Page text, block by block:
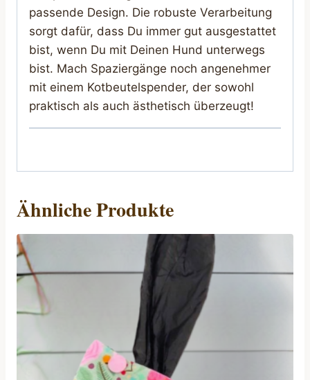
passende Design. Die robuste Verarbeitung
sorgt dafür, dass Du immer gut ausgestattet
bist, wenn Du mit Deinen Hund unterwegs
bist. Mach Spaziergänge noch angenehmer
mit einem Kotbeutelspender, der sowohl
praktisch als auch ästhetisch überzeugt!
Ähnliche Produkte